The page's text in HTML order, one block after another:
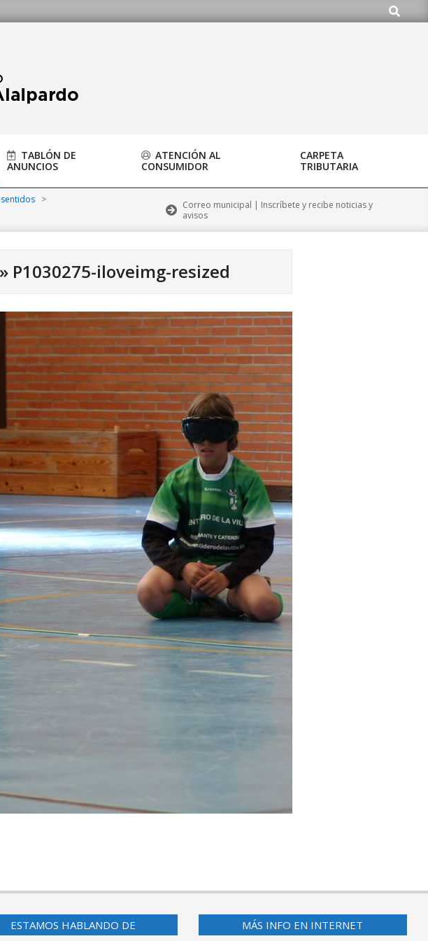
a ayuntamiento@alalpardo.org Buscar
TABLÓN DE
ANUNCIOS
ATENCIÓN AL
CONSUMIDOR
CARPETA
TRIBUTARIA
>
Correo municipal | Inscríbete y recibe noticias y
avisos
P1030275-iloveimg-resized
ESTAMOS HABLANDO DE MÁS INFO EN INTERNET